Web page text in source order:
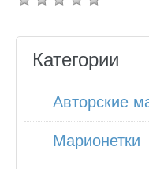
Категории
Авторские
Марионетки